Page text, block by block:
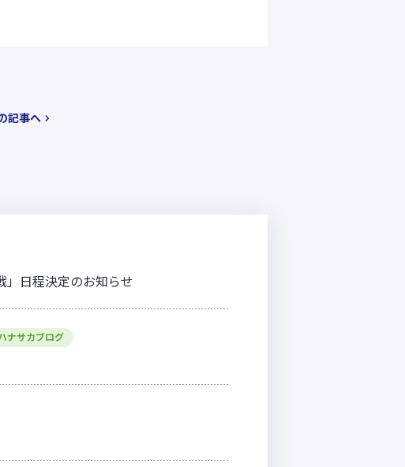
記事へ
」日程決定のお知らせ
ナサカブログ